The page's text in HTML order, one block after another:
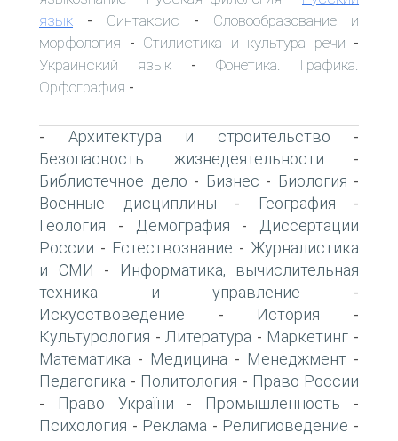
язык - Синтаксис - Словообразование и
морфология - Стилистика и культура речи -
Украинский язык - Фонетика. Графика.
Орфография -
- Архитектура и строительство -
Безопасность жизнедеятельности -
Библиотечное дело - Бизнес - Биология -
Военные дисциплины - География -
Геология - Демография -
Диссертации
России - Естествознание - Журналистика
и СМИ -
Информатика, вычислительная
техника и управление -
Искусствоведение - История -
Культурология - Литература - Маркетинг -
Математика - Медицина - Менеджмент -
Педагогика - Политология - Право России
- Право України - Промышленность -
Психология - Реклама - Религиоведение -